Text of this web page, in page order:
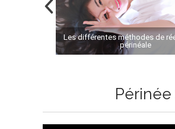
Les différentes méthodes de
périnéale